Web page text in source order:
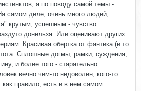
а по поводу самой темы -
самом деле, очень много людей,
крутым, успешным - чувство
донельзя. Или оценивают других
Красивая обертка от фантика (и то
Сплошные догмы, рамки, суждения,
и более того - старательно
вечно чем-то недоволен, кого-то
как правило, есть и в нем самом.